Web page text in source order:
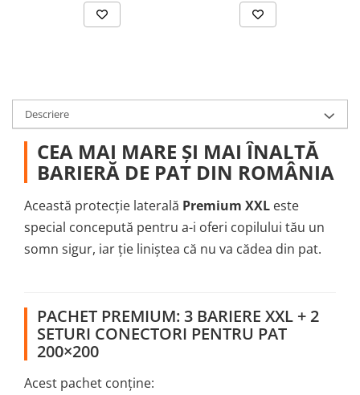
Descriere
CEA MAI MARE ȘI MAI ÎNALTĂ
BARIERĂ DE PAT DIN ROMÂNIA
Această protecție laterală Premium XXL este
special concepută pentru a-i oferi copilului tău un
somn sigur, iar ție liniștea că nu va cădea din pat.
PACHET PREMIUM: 3 BARIERE XXL + 2
SETURI CONECTORI PENTRU PAT
200×200
Acest pachet conține: